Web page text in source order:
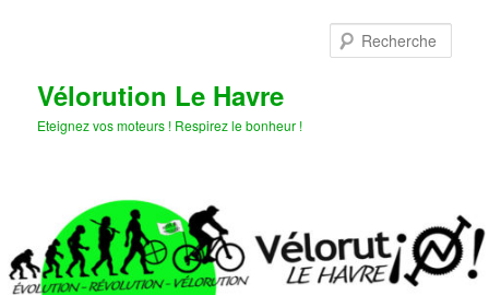
Vélorution Le Havre
Eteignez vos moteurs ! Respirez le bonheur !